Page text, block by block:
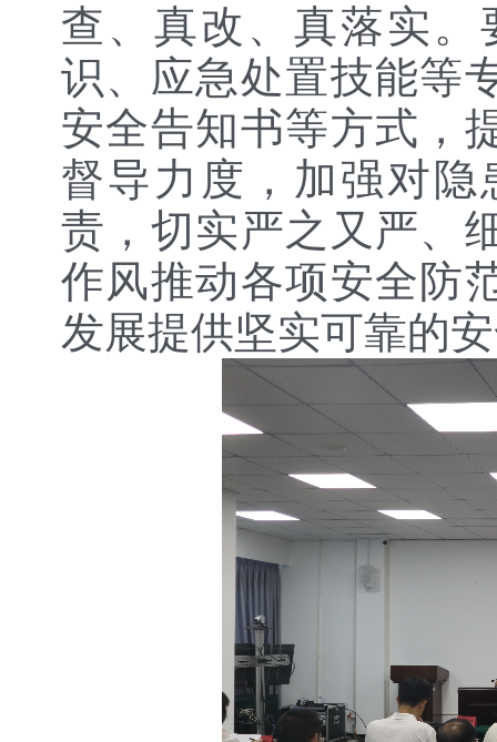
查、真改、真落实
识、应急处置技能等
安全告知书等方式，
督导力度，加强对
责，切实严之又严、
作风推动各项安全防
发展提供坚实可靠的